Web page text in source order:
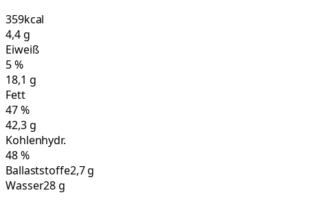
359kcal
4,4g
Eiweiß
5%
18,1 g
Fett
47%
42,3g
Kohlenhydr.
48%
Ballaststoffe2,7 g
Wasser28 g